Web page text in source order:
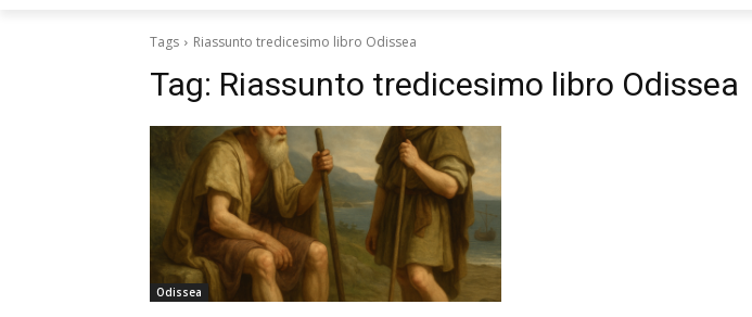
Tags Riassunto tredicesimo libro Odissea
Tag: Riassunto tredicesimo libro Odissea
Odissea